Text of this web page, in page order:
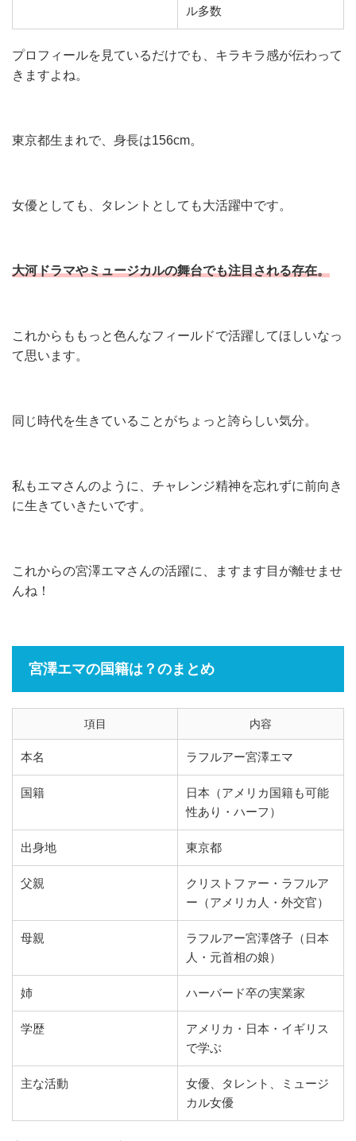
ル多数
プロフィールを見ているだけでも、キラキラ感が伝わって
きますよね。
東京都生まれで、身長は156cm。
女優としても、タレントとしても大活躍中です。
大河ドラマやミュージカルの舞台でも注目される存在。
これからももっと色んなフィールドで活躍してほしいなっ
て思います。
同じ時代を生きていることがちょっと誇らしい気分。
私もエマさんのように、チャレンジ精神を忘れずに前向き
に生きていきたいです。
これからの宮澤エマさんの活躍に、ますます目が離せませ
んね！
宮澤エマの国籍は？のまとめ
項目 内容
本名 ラフルアー宮澤エマ
国籍
日本（アメリカ国籍も可能
性あり・ハーフ）
出身地 東京都
父親
クリストファー・ラフルア
ー（アメリカ人・外交官）
母親
ラフルアー宮澤啓子（日本
人・元首相の娘）
姉 ハーバード卒の実業家
学歴
アメリカ・日本・イギリス
で学ぶ
主な活動
女優、タレント、ミュージ
カル女優